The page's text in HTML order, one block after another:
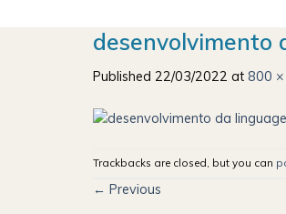
desenvolvimento
Published 22/03/2022 at 800
Trackbacks are closed, but you can
← Previous